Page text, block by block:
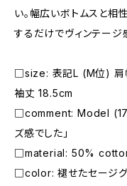
い。幅広いボトムスと相
するだけでヴィンテージ
□size: 表記L (M位)
袖丈 18.5cm
□comment: Model
ズ感でした」
□material: 50%
□color: 褪せたセージグ